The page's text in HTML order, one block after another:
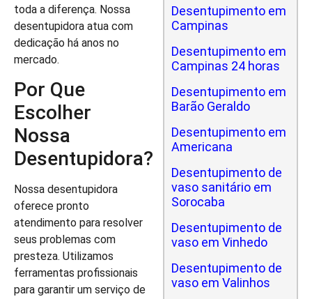
toda a diferença. Nossa
desentupidora atua com
dedicação há anos no
mercado.
Por Que
Escolher
Nossa
Desentupidora?
Nossa desentupidora
oferece pronto
atendimento para resolver
seus problemas com
presteza. Utilizamos
ferramentas profissionais
para garantir um serviço de
Desentupimento em
Campinas
Desentupimento em
Campinas 24 horas
Desentupimento em
Barão Geraldo
Desentupimento em
Americana
Desentupimento de
vaso sanitário em
Sorocaba
Desentupimento de
vaso em Vinhedo
Desentupimento de
vaso em Valinhos